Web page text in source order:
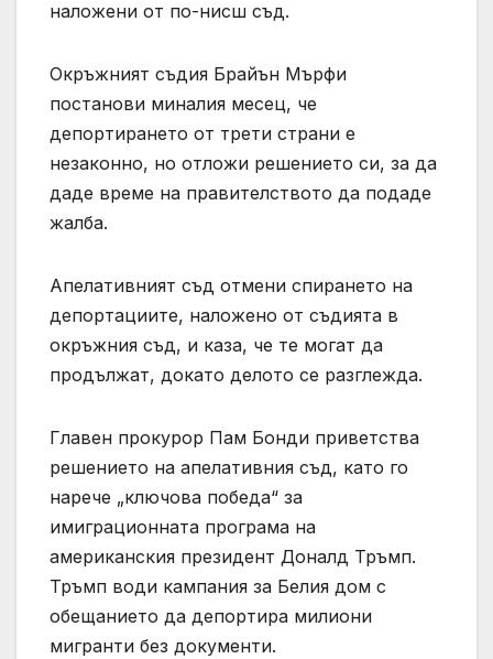
наложени от по-нисш съд.
Окръжният съдия Брайън Мърфи
постанови миналия месец, че
депортирането от трети страни е
незаконно, но отложи решението си, за да
даде време на правителството да подаде
жалба.
Апелативният съд отмени спирането на
депортациите, наложено от съдията в
окръжния съд, и каза, че те могат да
продължат, докато делото се разглежда.
Главен прокурор Пам Бонди приветства
решението на апелативния съд, като го
нарече „ключова победа“ за
имиграционната програма на
американския президент Доналд Тръмп.
Тръмп води кампания за Белия дом с
обещанието да депортира милиони
мигранти без документи.